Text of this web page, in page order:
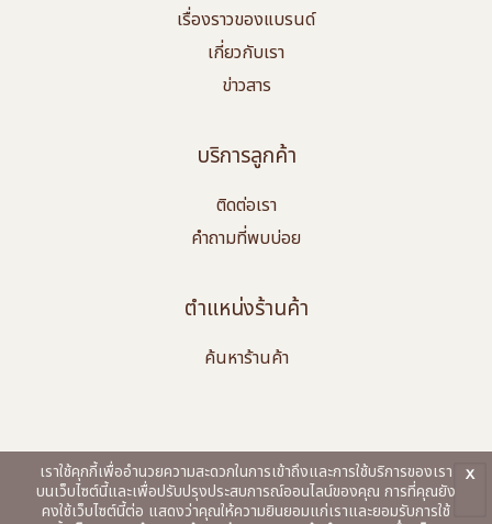
เรื่องราวของแบรนด์
เกี่ยวกับเรา
ข่าวสาร
บริการลูกค้า
ติดต่อเรา
คำถามที่พบบ่อย
ตำแหน่งร้านค้า
ค้นหาร้านค้า
DR's Secret, Aestier และ BWL เป็นเครื่องหมายการค้าจดทะเบียนของ Best World
© 2026 Best World. สงวนลิขสิทธิ์.
เราใช้คุกกี้เพื่ออำนวยความสะดวกในการเข้าถึงและการใช้บริการของเรา
บนเว็บไซต์นี้และเพื่อปรับปรุงประสบการณ์ออนไลน์ของคุณ การที่คุณยัง
คงใช้เว็บไซต์นี้ต่อ แสดงว่าคุณให้ความยินยอมแก่เราและยอมรับการใช้
x